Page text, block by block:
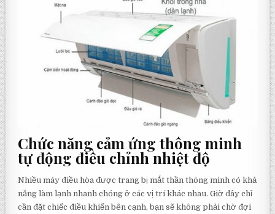
Chức năng cảm ứng thông minh
tự động điều chỉnh nhiệt độ
Nhiều máy điều hòa được trang bị mắt thần thông minh có khả
năng làm lạnh nhanh chóng ở các vị trí khác nhau. Giờ đây chỉ
cần đặt chiếc điều khiển bên cạnh, bạn sẽ không phải chờ đợi